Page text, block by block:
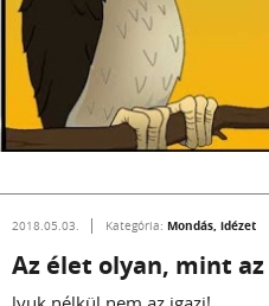
2018.05.03. Kategória: Mondás, idézet
Az élet olyan, mint